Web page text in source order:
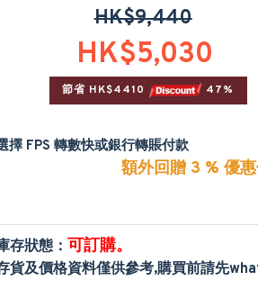
HK$5,030
HK$9,440
節省 HK$4410 47%
擇 FPS 轉數快或銀行轉賬付款
額外回贈 3 % 優
存狀態： 可訂購。
貨及價格資料僅供參考,購買前請先